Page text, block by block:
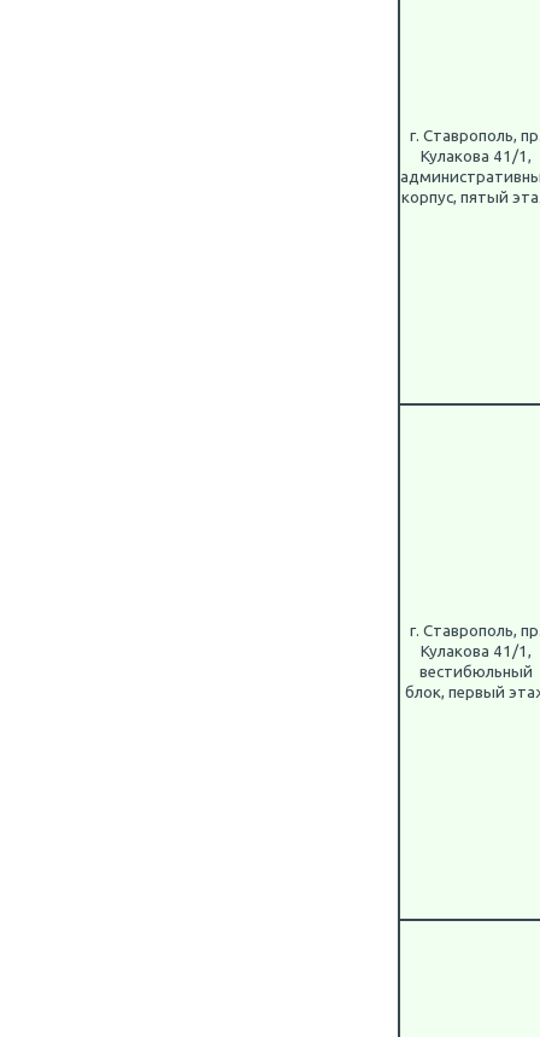
г. Ставрополь,
Кулакова 41/1,
корпус, пятый
г. Ставрополь,
Кулакова 41/1,
вестибюльный
блок, первый